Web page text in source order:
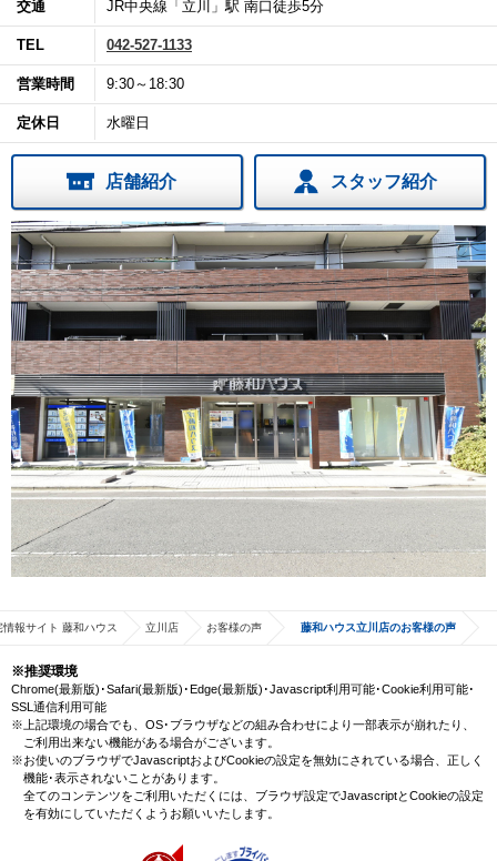
交通 JR中央線「立川」駅 南口徒歩5分
TEL 042-527-1133
営業時間 9:30～18:30
定休日 水曜日
店舗紹介 スタッフ紹介
報サイト 藤和ハウス 立川店 お客様の声 藤和ハウス立川店のお客様の声
※推奨環境
Chrome(最新版)･Safari(最新版)･Edge(最新版)･Javascript利用可能･Cookie利用可能･
SSL通信利用可能
※上記環境の場合でも、OS･ブラウザなどの組み合わせにより一部表示が崩れたり、
ご利用出来ない機能がある場合がございます。
※お使いのブラウザでJavascriptおよびCookieの設定を無効にされている場合、正しく
機能･表示されないことがあります。
全てのコンテンツをご利用いただくには、ブラウザ設定でJavascriptとCookieの設定
を有効にしていただくようお願いいたします。